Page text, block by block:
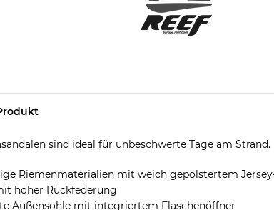
sind ideal für unbeschwerte Tage am Strand.
Riemenmaterialien mit weich gepolstertem
hoher Rückfederung
Außensohle mit integriertem Flaschenöffner